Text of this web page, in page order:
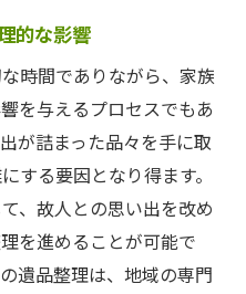
を残す方法
べきポイント
理で心掛けること
管理
遺品整理の価値
体験談
に寄り添うプロの対応
る遺品整理の流れ
的な影響
時間でありながら、家族
を与えるプロセスでもあ
が詰まった品々を手に取
する要因となり得ます。
、故人との思い出を改め
を進めることが可能で
遺品整理は、地域の専門